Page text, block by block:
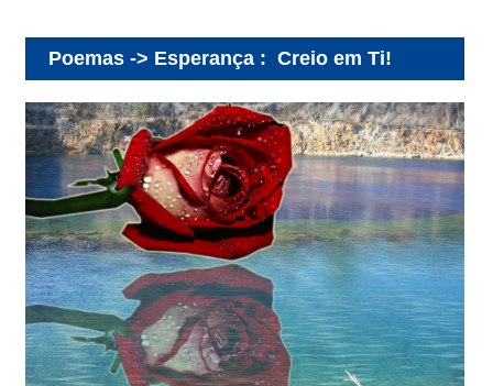
Poemas -> Esperança : Creio em Ti!